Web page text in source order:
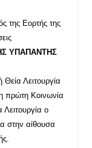
της Εορτής της
ΥΠΑΠΑΝΤΗΣ
Λειτουργία
πρώτη Κοινωνία
ο
στην αίθουσα